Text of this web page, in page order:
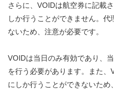
さらに、VOIDは航空券に記載
しか行うことができません。
ないため、注意が必要です。
VOIDは当日のみ有効であり、
を行う必要があります。また
にしか行うことができないため